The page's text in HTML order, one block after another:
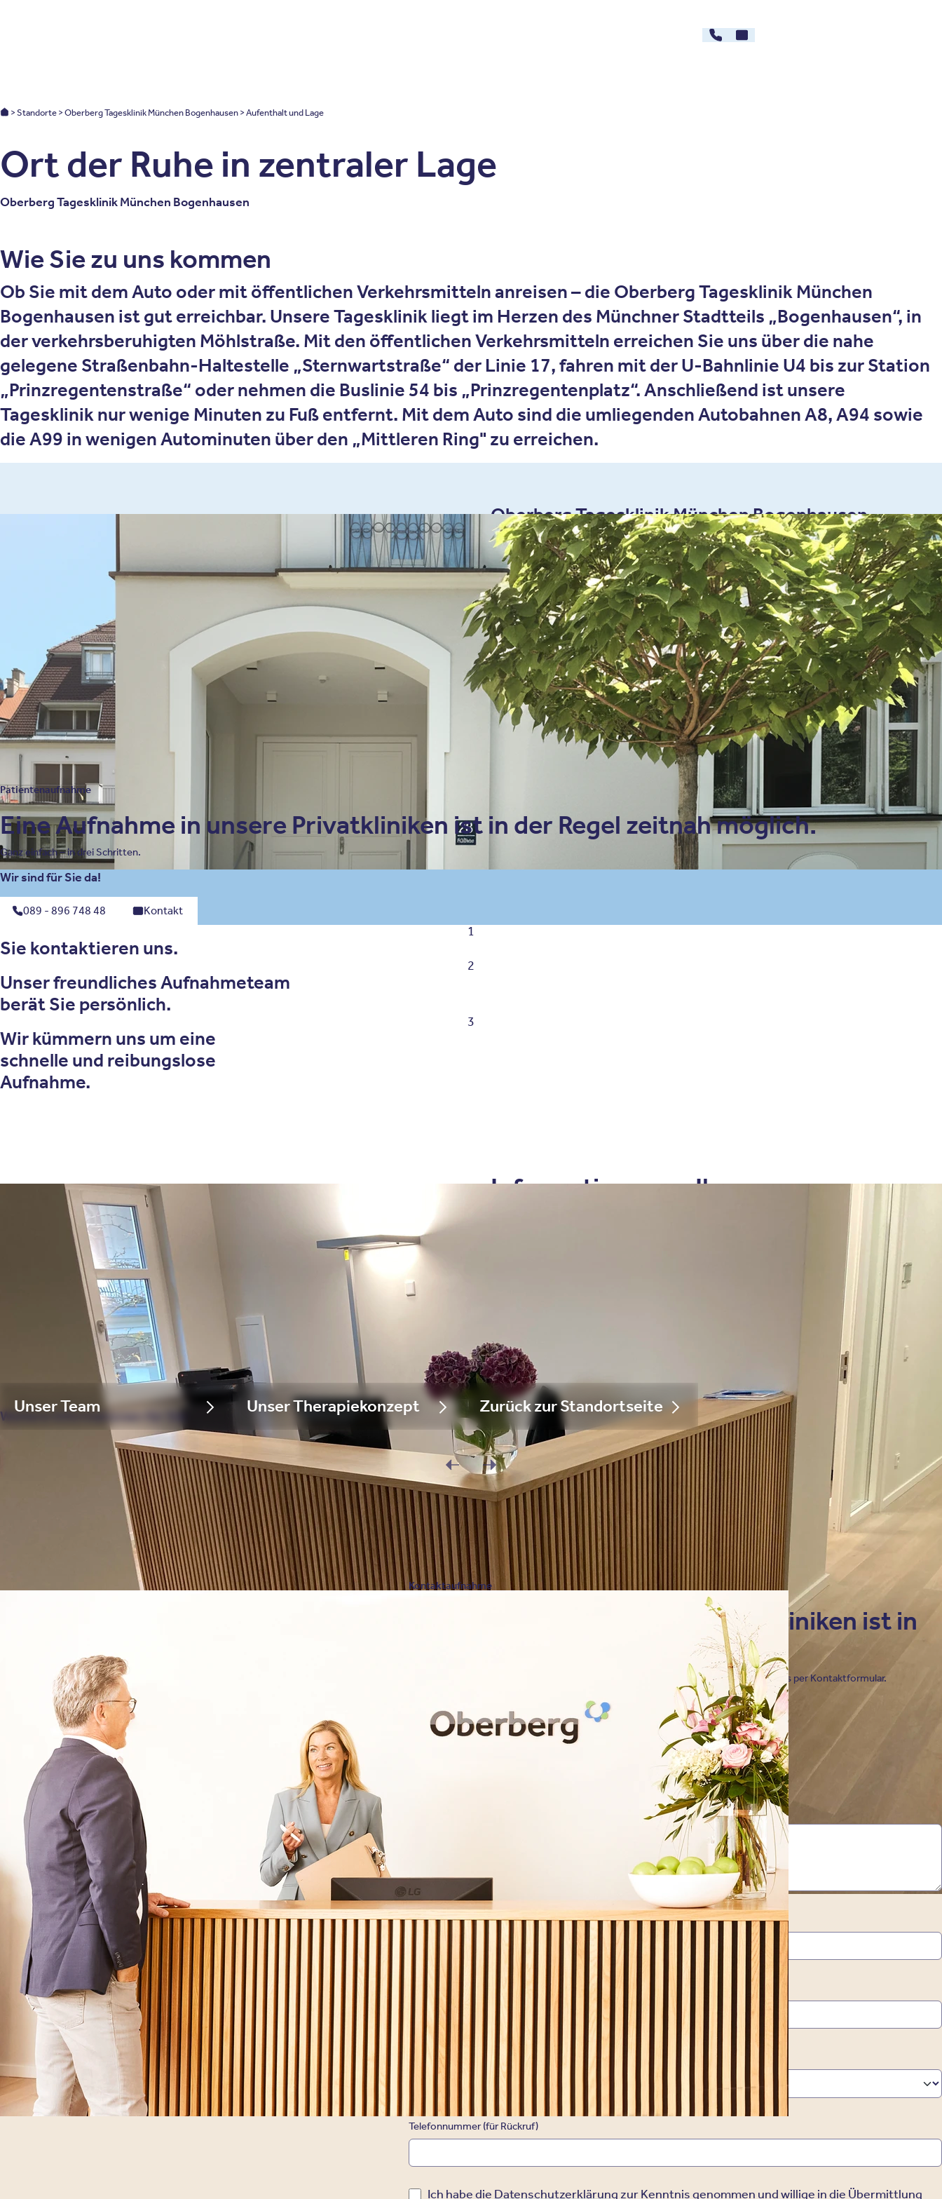
089 - 89675578
Kontakt
Oberberg Kliniken: Startseite
Standorte Oberberg Tagesklinik München Bogenhausen Aufenthalt und Lage
Ort der Ruhe in zentraler Lage
Oberberg Tagesklinik München Bogenhausen
Wie Sie zu uns kommen
Ob Sie mit dem Auto oder mit öffentlichen Verkehrsmitteln anreisen – die Oberberg Tagesklinik München
Bogenhausen ist gut erreichbar. Unsere Tagesklinik liegt im Herzen des Münchner Stadtteils „Bogenhausen“, in
der verkehrsberuhigten Möhlstraße. Mit den öffentlichen Verkehrsmitteln erreichen Sie uns über die nahe
gelegene Straßenbahn-Haltestelle „Sternwartstraße“ der Linie 17, fahren mit der U-Bahnlinie U4 bis zur Station
„Prinzregentenstraße“ oder nehmen die Buslinie 54 bis „Prinzregentenplatz“. Anschließend ist unsere
Tagesklinik nur wenige Minuten zu Fuß entfernt. Mit dem Auto sind die umliegenden Autobahnen A8, A94 sowie
die A99 in wenigen Autominuten über den „Mittleren Ring" zu erreichen.
Oberberg Tagesklinik München Bogenhausen
Möhlstraße 28
81675 München
Tel.089 - 896 755 78
Zum Routenplaner (Google Maps)
Patientenaufnahme
Eine Aufnahme in unsere Privatkliniken ist in der Regel zeitnah möglich.
Ganz einfach – in drei Schritten.
Wir sind für Sie da!
089 - 896 748 48 Kontakt
1
Sie kontaktieren uns.
2
Unser freundliches Aufnahmeteam
berät Sie persönlich.
3
Wir kümmern uns um eine
schnelle und reibungslose
Aufnahme.
Informationen zu Ihrem
Weitere Informationen für Sie
Unser Team Unser Therapiekonzept Zurück zur Standortseite
Kontaktaufnahme
Eine Aufnahme in unsere Privatkliniken ist in
der Regel zeitnah möglich.
Kontaktieren Sie uns für eine individuelle Beratung telefonisch, oder schreiben Sie uns per Kontaktformular.
089 - 89675578
Oberberg Tagesklinik München Bogenhausen
Vorname* Nachname*
E-Mail Adresse
Versicherungsart *
Telefonnummer (für Rückruf)
Ich habe die Datenschutzerklärung zur Kenntnis genommen und willige in die Übermittlung